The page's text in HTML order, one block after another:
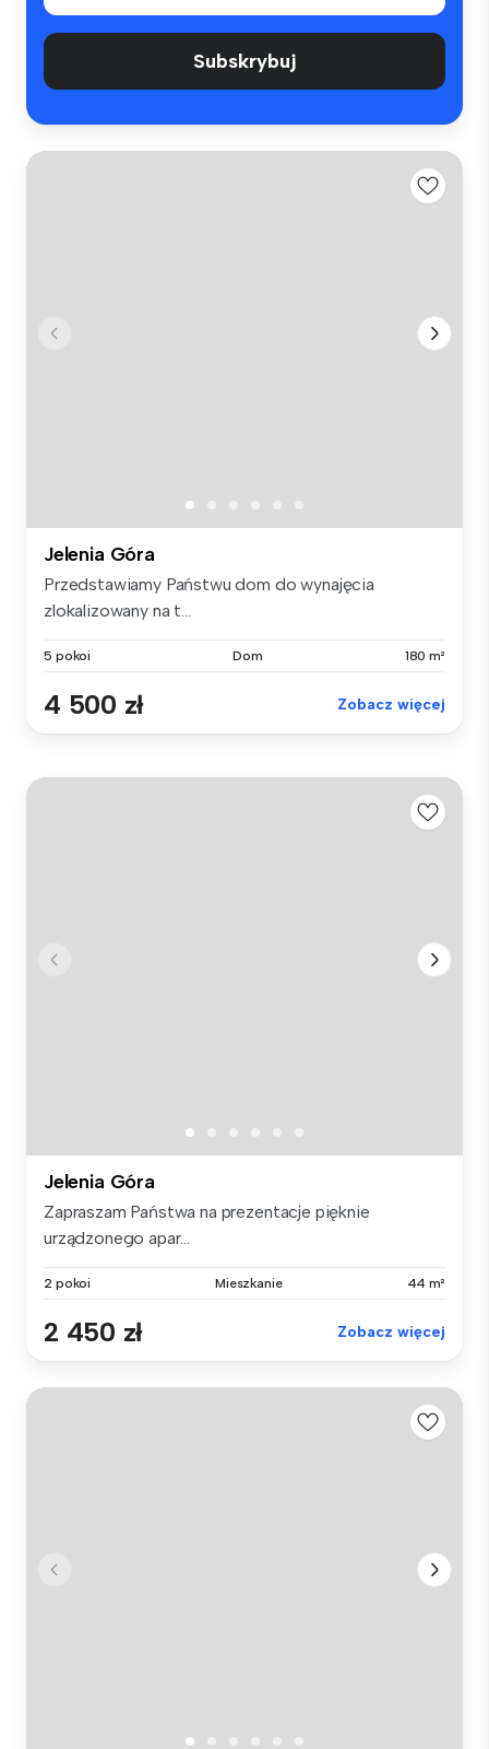
Subskrybuj
Jelenia Góra
Przedstawiamy Państwu dom do wynajęcia
zlokalizowany na t...
5 pokoi Dom 180 m²
4 500 zł Zobacz więcej
Jelenia Góra
Zapraszam Państwa na prezentacje pięknie
urządzonego apar...
2 pokoi Mieszkanie 44 m²
2 450 zł Zobacz więcej